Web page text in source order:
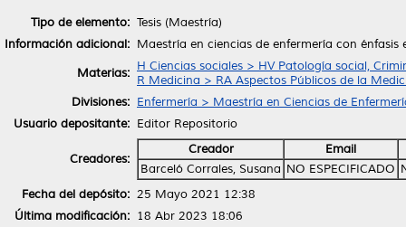
Tipo de elemento: Tesis (Maestría)
Información adicional: Maestría en ciencias de enfermería con
Materias: H Ciencias sociales > HV Patología social,
R Medicina > RA Aspectos Públicos de la
Divisiones: Enfermería > Maestría en Ciencias de
Usuario depositante: Editor Repositorio
Creadores:
Creador
Email
Barceló Corrales, Susana NO ESPECIFICADO
Fecha del depósito: 25 Mayo 2021 12:38
Última modificación: 18 Abr 2023 18:06